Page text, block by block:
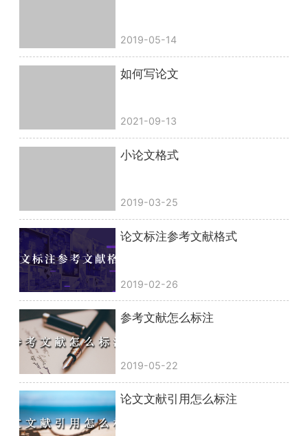
2019-05-14
如何写论文
2021-09-13
小论文格式
2019-03-25
论文标注参考文献格式
2019-02-26
参考文献怎么标注
2019-05-22
论文文献引用怎么标注